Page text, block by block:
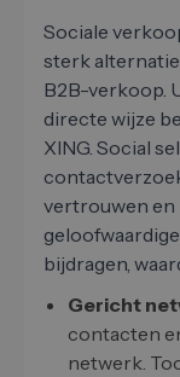
Sociale
sterk
B2B-verkoop.
directe wijze
XING. Social
vertrouwen en
bijdragen,
Gericht
contacten
netwerk.